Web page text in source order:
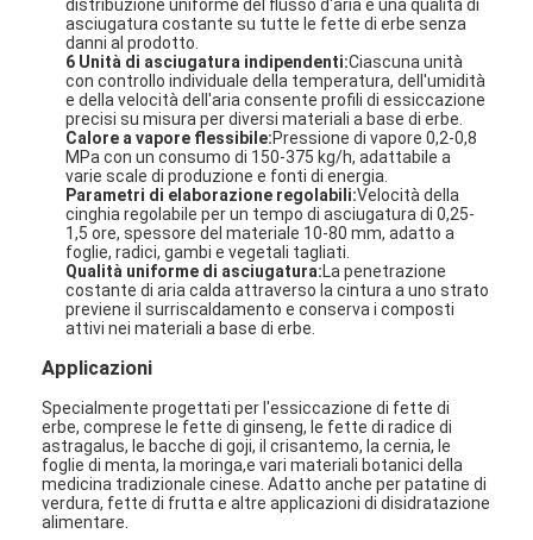
Casa
Prodotti
Chi siamo
distribuzione uniforme del flusso d'aria e una qualità di
asciugatura costante su tutte le fette di erbe senza
danni al prodotto.
6 Unità di asciugatura indipendenti:Ciascuna unità
con controllo individuale della temperatura, dell'umidità
e della velocità dell'aria consente profili di essiccazione
precisi su misura per diversi materiali a base di erbe.
Calore a vapore flessibile:Pressione di vapore 0,2-0,8
MPa con un consumo di 150-375 kg/h, adattabile a
varie scale di produzione e fonti di energia.
Parametri di elaborazione regolabili:Velocità della
cinghia regolabile per un tempo di asciugatura di 0,25-
1,5 ore, spessore del materiale 10-80 mm, adatto a
foglie, radici, gambi e vegetali tagliati.
Qualità uniforme di asciugatura:La penetrazione
costante di aria calda attraverso la cintura a uno strato
previene il surriscaldamento e conserva i composti
attivi nei materiali a base di erbe.
Applicazioni
Specialmente progettati per l'essiccazione di fette di
erbe, comprese le fette di ginseng, le fette di radice di
astragalus, le bacche di goji, il crisantemo, la cernia, le
foglie di menta, la moringa,e vari materiali botanici della
medicina tradizionale cinese. Adatto anche per patatine di
verdura, fette di frutta e altre applicazioni di disidratazione
alimentare.